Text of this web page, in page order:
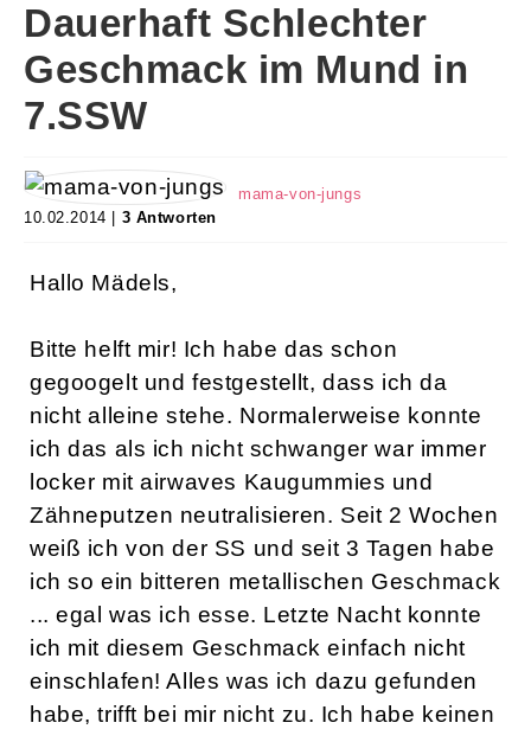
Dauerhaft Schlechter
Geschmack im Mund in
7.SSW
mama-von-jungs
10.02.2014 | 3 Antworten
Hallo Mädels,
Bitte helft mir! Ich habe das schon
gegoogelt und festgestellt, dass ich da
nicht alleine stehe. Normalerweise konnte
ich das als ich nicht schwanger war immer
locker mit airwaves Kaugummies und
Zähneputzen neutralisieren. Seit 2 Wochen
weiß ich von der SS und seit 3 Tagen habe
ich so ein bitteren metallischen Geschmack
... egal was ich esse. Letzte Nacht konnte
ich mit diesem Geschmack einfach nicht
einschlafen! Alles was ich dazu gefunden
habe, trifft bei mir nicht zu. Ich habe keinen